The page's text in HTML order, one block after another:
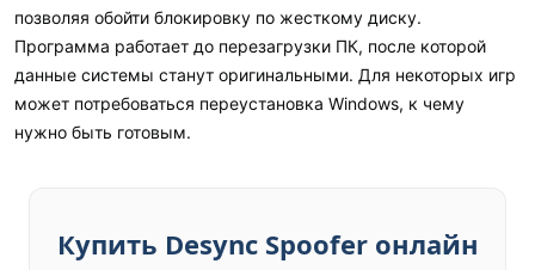
позволяя обойти блокировку по жесткому диску.
Программа работает до перезагрузки ПК, после которой
данные системы станут оригинальными. Для некоторых игр
может потребоваться переустановка Windows, к чему
нужно быть готовым.
Купить Desync Spoofer онлайн